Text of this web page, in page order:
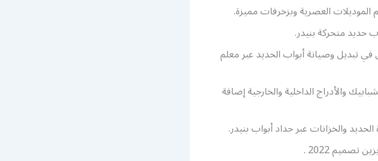
العصرية وبزخرفات مميزة.
حديد متحركة بنيدر.
تبديل وصيانة أبواب الحديد عبر معلم
والأدراج الداخلية والخارجية إضافة
والخزانات عبر حداد أبواب بنيدر.
2022 .